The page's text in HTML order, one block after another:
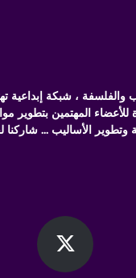
والفلسفة ، شبكة إبداعية
المهتمين بتطوير
وتطوير الأساليب ...